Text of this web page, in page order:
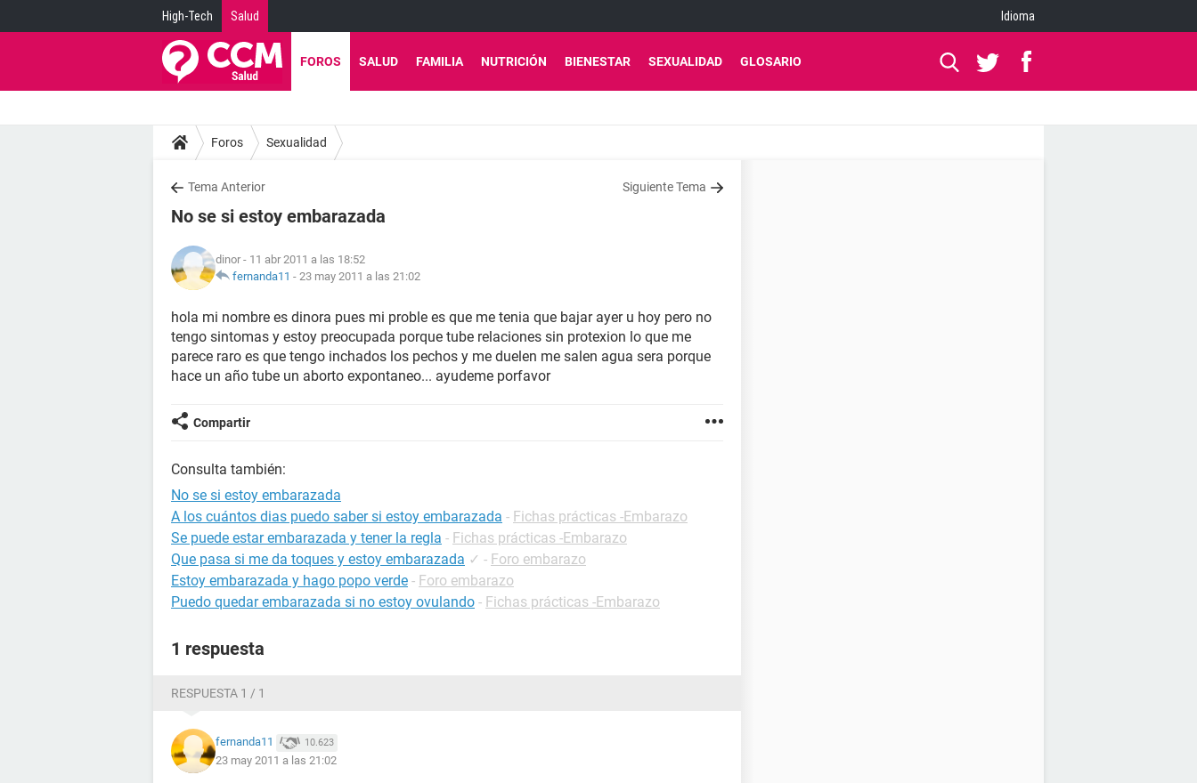
High-Tech Salud Idioma
FOROS SALUD FAMILIA NUTRICIÓN BIENESTAR SEXUALIDAD GLOSARIO
Foros Sexualidad
Tema Anterior Siguiente Tema
No se si estoy embarazada
dinor - 11 abr 2011 a las 18:52
fernanda11 - 23 may 2011 a las 21:02
hola mi nombre es dinora pues mi proble es que me tenia que bajar ayer u hoy pero no
tengo sintomas y estoy preocupada porque tube relaciones sin protexion lo que me
parece raro es que tengo inchados los pechos y me duelen me salen agua sera porque
hace un año tube un aborto expontaneo... ayudeme porfavor
Compartir
Consulta también:
No se si estoy embarazada
A los cuántos dias puedo saber si estoy embarazada - Fichas prácticas -Embarazo
Se puede estar embarazada y tener la regla - Fichas prácticas -Embarazo
Que pasa si me da toques y estoy embarazada ✓ - Foro embarazo
Estoy embarazada y hago popo verde - Foro embarazo
Puedo quedar embarazada si no estoy ovulando - Fichas prácticas -Embarazo
1 respuesta
RESPUESTA 1 / 1
fernanda11 10.623
23 may 2011 a las 21:02